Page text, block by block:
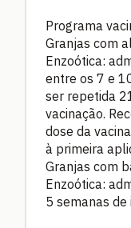
Programa
Granjas com
Enzoótica:
entre os 7 e
ser repetida
vacinação.
dose da
à primeira
Granjas com
Enzoótica:
5 semanas de